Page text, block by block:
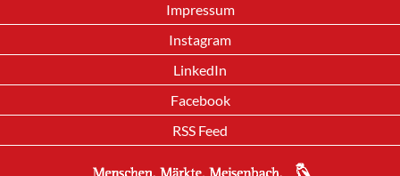
Impressum
Instagram
LinkedIn
Facebook
RSS Feed